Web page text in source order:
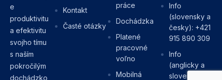
e
produktivitu
a efektivitu
svojho tímu
s naším
pokročilým
dochádzko
Kontakt
Časté otázky
práce
Dochádzka
Platené
pracovné
voľno
Mobilná
Info
(slovensky a
česky): +421
915 890 309
Info
(anglicky a
slovensky):